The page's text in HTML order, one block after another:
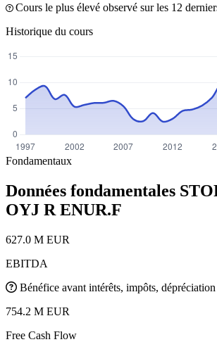
Cours le plus élevé observé sur les 12
Historique du cours
Fondamentaux
Données fondamentales
OYJ R ENUR.F
627.0 M EUR
EBITDA
Bénéfice avant intérêts, impôts,
754.2 M EUR
Free Cash Flow